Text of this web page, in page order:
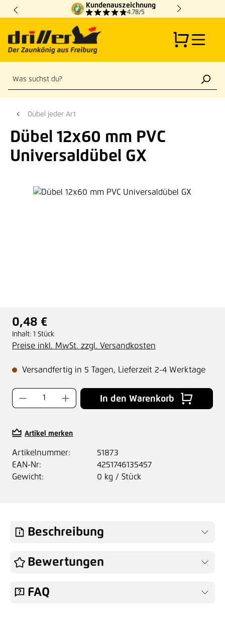
Zum Hauptinhalt springen
Kundenauszeichnung
4.78/5
Dübel jeder Art
Dübel 12x60 mm PVC
Universaldübel GX
Bildergalerie überspringen
Regulärer Preis:
0,48 €
Inhalt: 1 Stück
Preise inkl. MwSt. zzgl. Versandkosten
Versandfertig in 5 Tagen, Lieferzeit 2-4 Werktage
Produkt Anzahl: Gib den gewünschten
In den Warenkorb
Artikel merken
Artikelnummer:
51873
EAN-Nr:
4251746135457
Gewicht:
0 kg / Stück
Beschreibung
Bewertungen
FAQ